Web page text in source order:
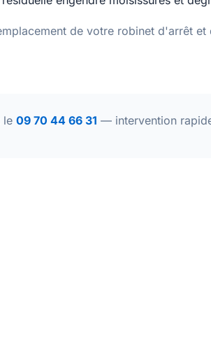
de votre robinet d'arrêt
le 09 70 44 66 31 — intervention